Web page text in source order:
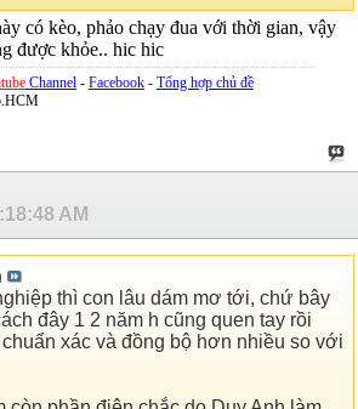
có kèo, phảo chạy đua với thời gian, vậy
được khỏe.. hic hic
Channel - Facebook - Tổng hợp chủ đề
AM
thì con lâu dám mơ tới, chứ bây
đây 1 2 năm h cũng quen tay rồi
xác và đồng bộ hơn nhiều so với